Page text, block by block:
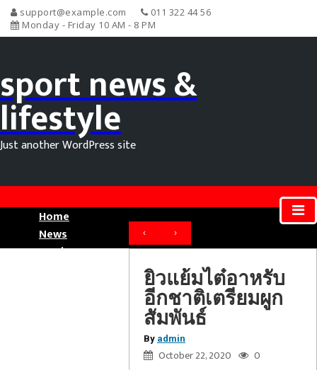
support@example.com
011 322 44 56
Monday - Friday 10 AM - 8 PM
sport news &
lifestyle
Just another WordPress site
Home
News
Movie News
‹ ›
ยิวแย้มไต๋อาหรับ
อีกชาติเตรียมผูก
สัมพันธ์
By admin
October 22, 2020 0